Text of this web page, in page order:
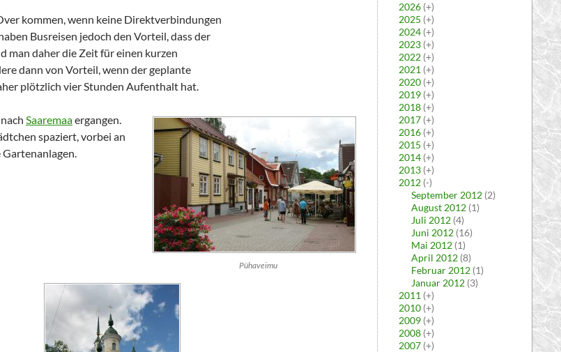
kommen, wenn keine Direktverbindungen
Busreisen jedoch den Vorteil, dass der
man daher die Zeit für einen kurzen
dann von Vorteil, wenn der geplante
plötzlich vier Stunden Aufenthalt hat.
Pühaveimu
nach Saaremaaergangen.
spaziert, vorbei an
2026 (+)
2025 (+)
2024 (+)
2023 (+)
2022 (+)
2021 (+)
2020 (+)
2019 (+)
2018 (+)
2017 (+)
2016 (+)
2015 (+)
2014 (+)
2013 (+)
2012 (-)
September 2012 (2)
August 2012 (1)
Juli 2012 (4)
Juni 2012 (16)
Mai 2012 (1)
April 2012 (8)
Februar 2012 (1)
Januar 2012 (3)
2011 (+)
2010 (+)
2009 (+)
2008 (+)
2007 (+)